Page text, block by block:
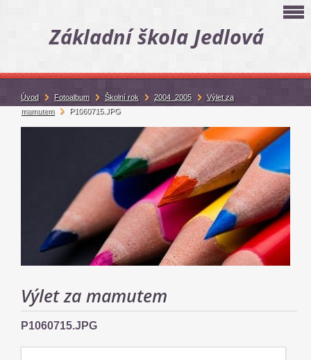
Základní škola Jedlová
Výlet za mamutem
P1060715.JPG
Úvod Fotoalbum Školní rok 2004_2005
Výlet za
mamutem
P1060715.JPG